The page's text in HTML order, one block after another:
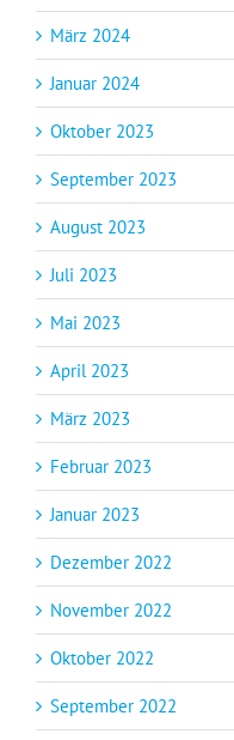
März 2024
Januar 2024
Oktober 2023
September 2023
August 2023
Juli 2023
Mai 2023
April 2023
März 2023
Februar 2023
Januar 2023
Dezember 2022
November 2022
Oktober 2022
September 2022